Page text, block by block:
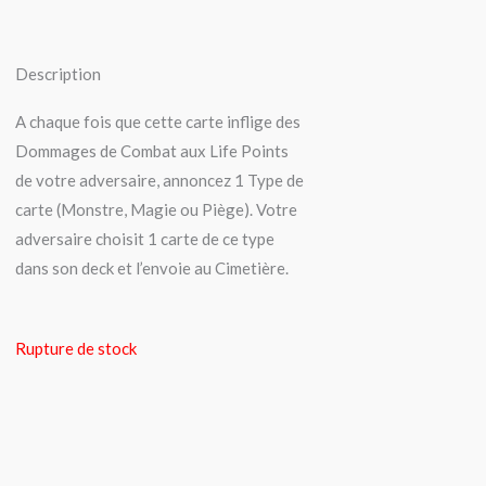
Description
A chaque fois que cette carte inflige des
Dommages de Combat aux Life Points
de votre adversaire, annoncez 1 Type de
carte (Monstre, Magie ou Piège). Votre
adversaire choisit 1 carte de ce type
dans son deck et l’envoie au Cimetière.
Rupture de stock